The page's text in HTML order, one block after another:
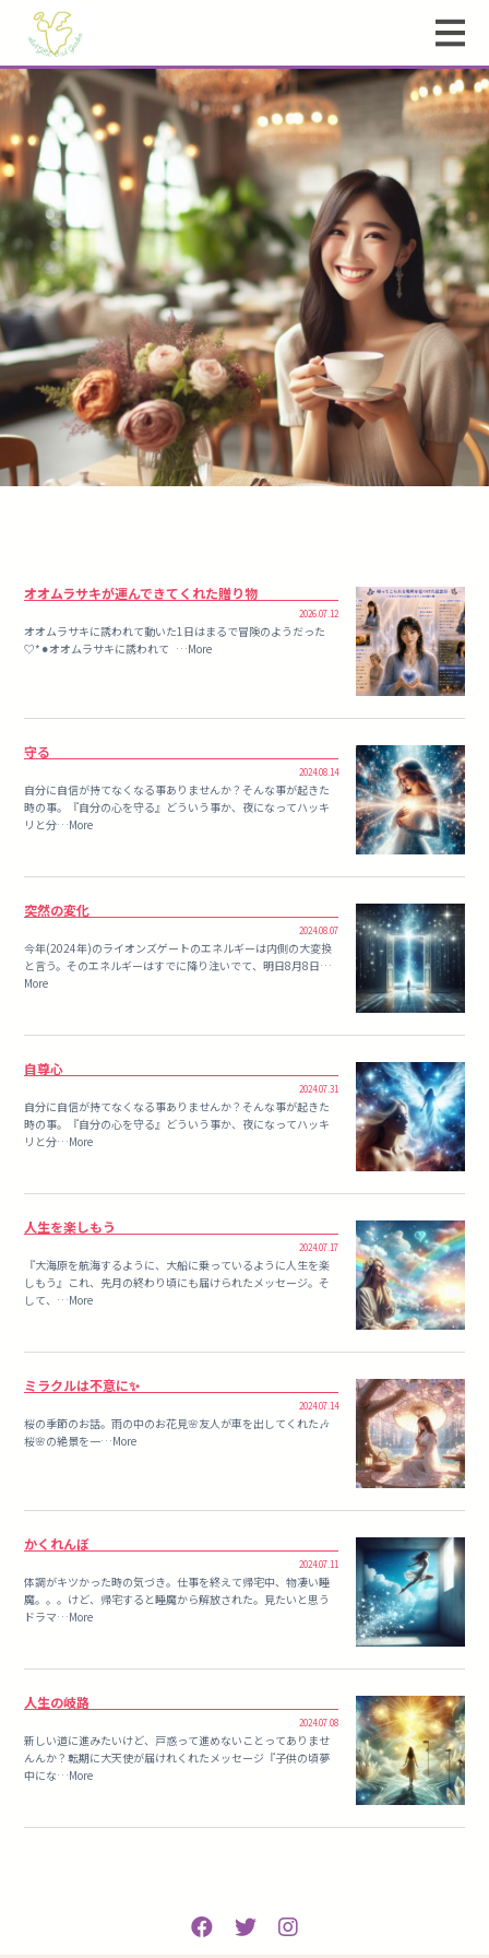
オオムラサキが運んできてくれた贈り物
2026.07.12
オオムラサキに誘われて動いた1日はまるで冒険のようだった
♡*⚫︎オオムラサキに誘われて …More
守る
2024.08.14
自分に自信が持てなくなる事ありませんか？そんな事が起きた
時の事。『自分の心を守る』どういう事か、夜になってハッキ
リと分…More
突然の変化
2024.08.07
今年(2024年)のライオンズゲートのエネルギーは内側の大変換
と言う。そのエネルギーはすでに降り注いでて、明日8月8日…
More
自尊心
2024.07.31
自分に自信が持てなくなる事ありませんか？そんな事が起きた
時の事。『自分の心を守る』どういう事か、夜になってハッキ
リと分…More
人生を楽しもう
2024.07.17
『大海原を航海するように、大船に乗っているように人生を楽
しもう』これ、先月の終わり頃にも届けられたメッセージ。そ
して、…More
ミラクルは不意に✨
2024.07.14
桜の季節のお話。雨の中のお花見🌸友人が車を出してくれた🎶
桜🌸の絶景を一…More
かくれんぼ
2024.07.11
体調がキツかった時の気づき。仕事を終えて帰宅中、物凄い睡
魔。。。けど、帰宅すると睡魔から解放された。見たいと思う
ドラマ…More
人生の岐路
2024.07.08
新しい道に進みたいけど、戸惑って進めないことってありませ
んんか？転期に大天使が届けれくれたメッセージ『子供の頃夢
中にな…More